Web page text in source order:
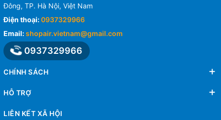
Đông, TP. Hà Nội, Việt Nam
Điện thoại:0937329966
Email:shopair.vietnam@gmail.com
0937329966
CHÍNH SÁCH
HỖ TRỢ
LIÊN KẾT XÃ HỘI